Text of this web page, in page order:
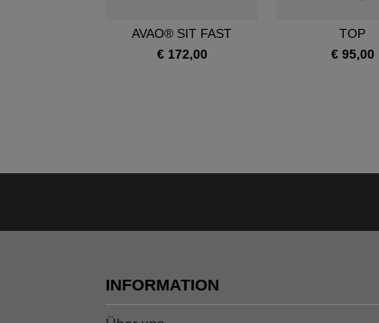
AVAO® SIT FAST
€ 172,00
TOP
€ 95,00
INFORMATION